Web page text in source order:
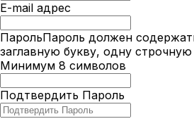
E-mail адрес
ПарольПароль должен
заглавную букву, одну
Минимум 8 символов
Подтвердить Пароль